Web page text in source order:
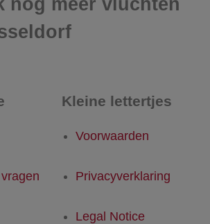
nog meer vluchten
Kleine lettertjes
Voorwaarden
Privacyverklaring
Legal Notice